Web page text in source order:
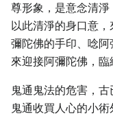
尊形象，是意念清淨
以此清淨的身口意
彌陀佛的手印、唸阿
來迎接阿彌陀佛，臨
鬼通鬼法的危害，
鬼通收買人心的小